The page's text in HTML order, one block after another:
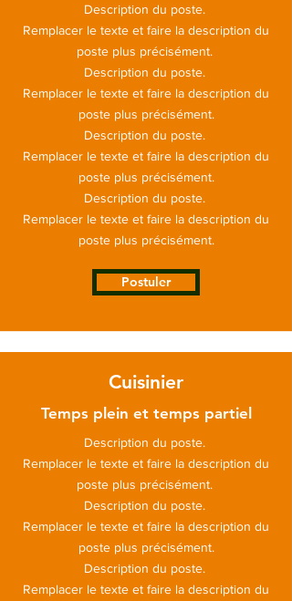
Description du poste.
Remplacer le texte et faire la description du
poste plus précisément.
Description du poste.
Remplacer le texte et faire la description du
poste plus précisément.
Description du poste.
Remplacer le texte et faire la description du
poste plus précisément.
Description du poste.
Remplacer le texte et faire la description du
poste plus précisément.
Postuler
Cuisinier
Temps plein et temps partiel
Description du poste.
Remplacer le texte et faire la description du
poste plus précisément.
Description du poste.
Remplacer le texte et faire la description du
poste plus précisément.
Description du poste.
Remplacer le texte et faire la description du